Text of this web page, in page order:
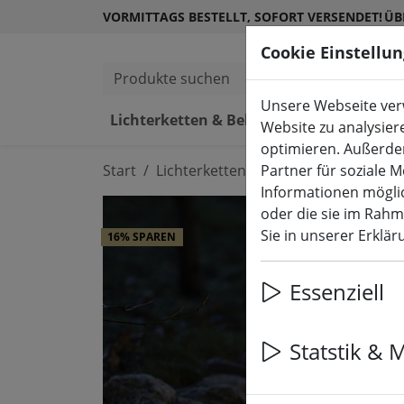
VORMITTAGS BESTELLT, SOFORT VERSENDET!
Produkte suchen
Lichterketten & Beleuchtung
Start Lichterketten & Beleuchtung
16% SPAREN
Cookie
Unsere Webseite
Website zu
optimieren.
Partner für soziale
Informationen
oder die sie im
Sie in unserer
Essenziell
Statstik &